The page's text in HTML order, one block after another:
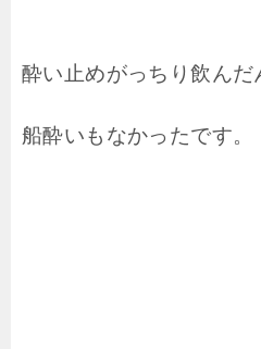
酔い止めがっちり飲んだ
船酔いもなかったです。